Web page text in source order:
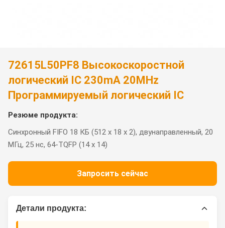
72615L50PF8 Высокоскоростной
логический IC 230mA 20MHz
Программируемый логический IC
Резюме продукта:
Синхронный FIFO 18 КБ (512 x 18 x 2), двунаправленный, 20
МГц, 25 нс, 64-TQFP (14 x 14)
Запросить сейчас
Детали продукта: